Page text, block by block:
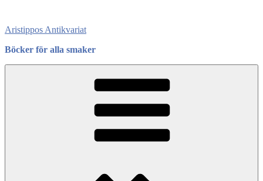
content
Aristippos Antikvariat
Böcker för alla smaker